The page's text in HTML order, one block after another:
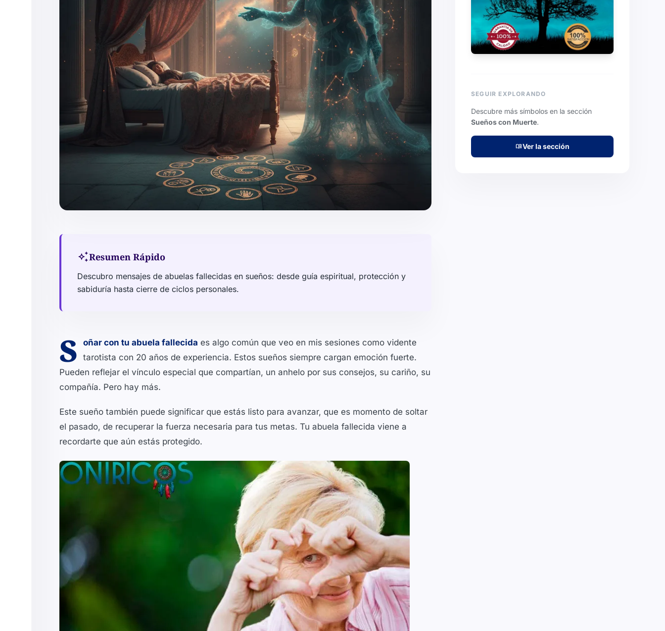
auto_awesomeResumen Rápido
Descubro mensajes de abuelas fallecidas en sueños: desde guía espiritual, protección y
sabiduría hasta cierre de ciclos personales.
S oñar con tu abuela fallecida es algo común que veo en mis sesiones como vidente
tarotista con 20 años de experiencia. Estos sueños siempre cargan emoción fuerte.
Pueden reflejar el vínculo especial que compartían, un anhelo por sus consejos, su cariño, su
compañía. Pero hay más.
Este sueño también puede significar que estás listo para avanzar, que es momento de soltar
el pasado, de recuperar la fuerza necesaria para tus metas. Tu abuela fallecida viene a
recordarte que aún estás protegido.
SEGUIR EXPLORANDO
Descubre más símbolos en la sección
Sueños con Muerte.
menu_bookVer la sección